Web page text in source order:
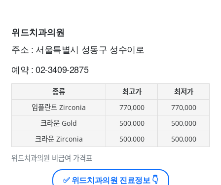
위드치과의원
주소 : 서울특별시 성동구 성수이로
예약 : 02-3409-2875
위드치과의원 비급여 가격표
종류 최고가
최저가
임플란트 Zirconia
770,000
770,000
크라운 Gold
500,000
500,000
크라운 Zirconia
500,000 500,000
✅ 위드치과의원 진료정보 👇